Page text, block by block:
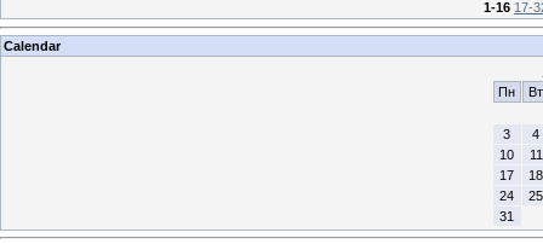
1-16 17-
Calendar
Пн
Вт
3
4
10
11
17
18
24
25
31